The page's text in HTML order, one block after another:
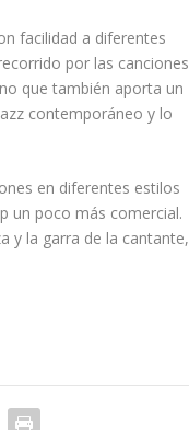
facilidad a diferentes
por las canciones
que también aporta un
contemporáneo y lo
en diferentes estilos
un poco más comercial.
y la garra de la cantante,